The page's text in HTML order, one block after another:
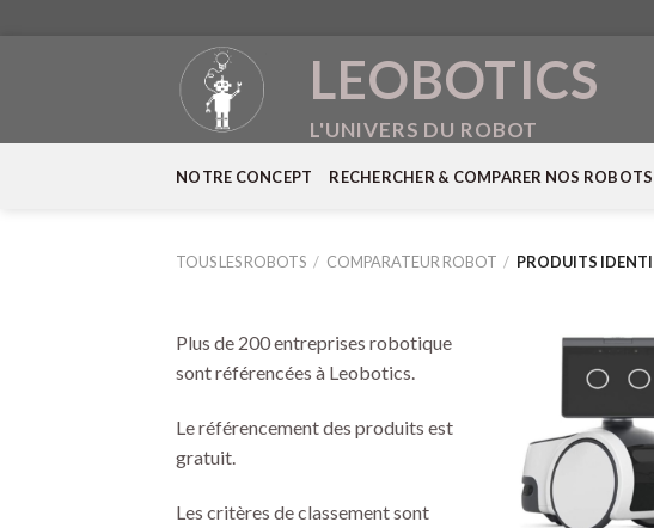
LEOBOTICS
L'UNIVERS DU ROBOT
NOTRE CONCEPT RECHERCHER & COMPARER NOS ROBOTS
TOUS LES ROBOTS / COMPARATEUR ROBOT / PRODUITS
Plus de 200 entreprises robotique
sont référencées à Leobotics.
Le référencement des produits est
gratuit.
Les critères de classement sont